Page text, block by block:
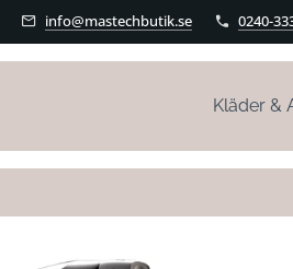
info@mastechbutik.se 0240-
Kläder &